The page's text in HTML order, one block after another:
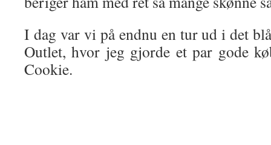
I dag var vi på endnu en tur ud i det
Outlet, hvor jeg gjorde et par gode
Cookie.